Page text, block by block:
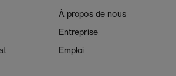
À propos de nous
Entreprise
Emploi